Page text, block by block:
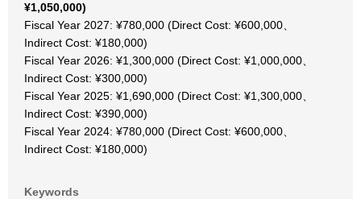
¥1,050,000)
Fiscal Year 2027: ¥780,000 (Direct Cost: ¥600,000、
Indirect Cost: ¥180,000)
Fiscal Year 2026: ¥1,300,000 (Direct Cost: ¥1,000,000、
Indirect Cost: ¥300,000)
Fiscal Year 2025: ¥1,690,000 (Direct Cost: ¥1,300,000、
Indirect Cost: ¥390,000)
Fiscal Year 2024: ¥780,000 (Direct Cost: ¥600,000、
Indirect Cost: ¥180,000)
Keywords